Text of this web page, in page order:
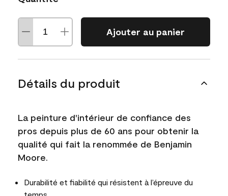
Ajouter au panier
Détails du produit
La peinture d'intérieur de confiance des
pros depuis plus de 60 ans pour obtenir la
qualité qui fait la renommée de Benjamin
Moore.
Durabilité et fiabilité qui résistent à l’épreuve du
temps